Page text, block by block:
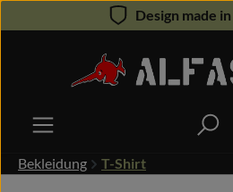
Zum Hauptinhalt springenDesign made
Bekleidung T-Shirt